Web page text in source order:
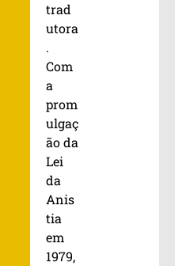
trad
utora
.
Com
a
prom
ulgaç
ão da
Lei
da
Anis
tia
em
1979,